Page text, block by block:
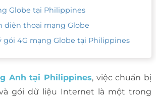
Globe tại Philippines
điện thoại mạng Globe
gói 4G mạng Globe tại Philippines
Anh tại Philippines, việc chuẩn bị
gói dữ liệu Internet là một trong